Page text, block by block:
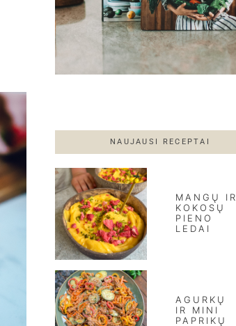
NAUJAUSI RECEPTAI
MANGŲ IR
KOKOSŲ
PIENO
LEDAI
AGURKŲ
IR MINI
PAPRIKŲ